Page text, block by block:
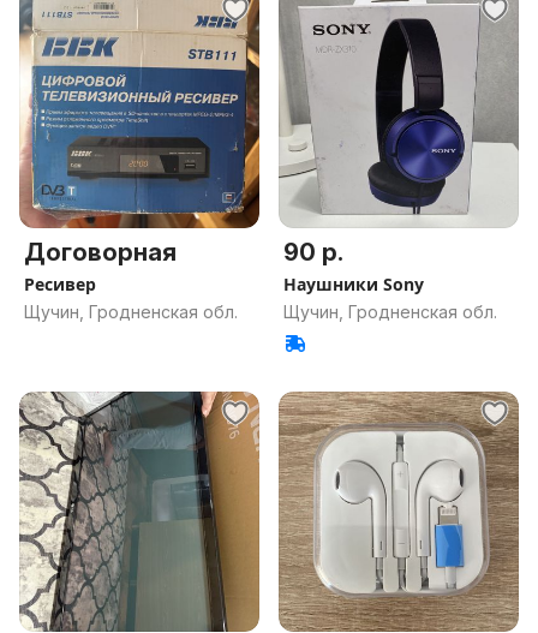
Договорная
Ресивер
Щучин, Гродненская обл.
90 р.
Наушники Sony
Щучин, Гродненская обл.